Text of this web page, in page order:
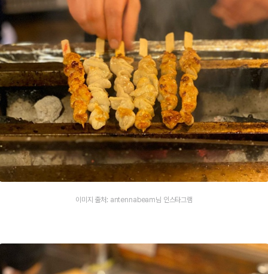
이미지 출처: antennabeam님 인스타그램